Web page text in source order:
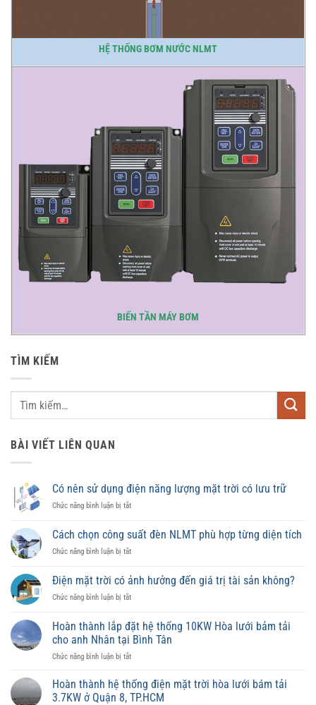
HỆ THỐNG BƠM NƯỚC NLMT
BIẾN TẦN MÁY BƠM
TÌM KIẾM
BÀI VIẾT LIÊN QUAN
Có nên sử dụng điện năng lượng mặt trời có lưu trữ
Chức năng bình luận bị tắtở
nên
sử
dụng
năng
mặt
có
lưu
Cách chọn công suất đèn NLMT phù hợp từng diện tích
Chức năng bình luận bị tắtở
chọn
công
suất
NLMT
phù
hợp
từng
tích
Điện mặt trời có ảnh hưởng đến giá trị tài sản không?
Chức năng bình luận bị tắtở
mặt
trời
có
ảnh
đến
giá
Hoàn thành lắp đặt hệ thống 10KW Hòa lưới bảm tải
cho anh Nhân tại Bình Tân
Chức năng bình luận bị tắtở
thành
lắp
Hoàn thành hệ thống điện mặt trời hòa lưới bám tải
3.7KW ở Quận 8, TP.HCM